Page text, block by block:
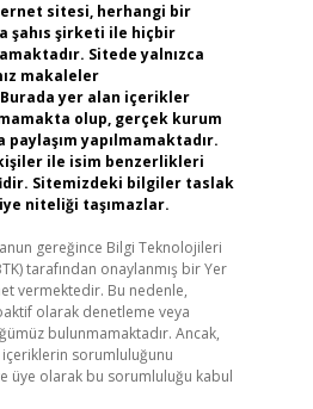
sitesi, herhangi bir
şahıs şirketi ile hiçbir
Sitede yalnızca
makaleler
yer alan içerikler
olup, gerçek kurum
yapılmamaktadır.
ile isim benzerlikleri
Sitemizdeki bilgiler taslak
niteliği taşımazlar.
gereğince Bilgi Teknolojileri
tarafından onaylanmış bir Yer
vermektedir. Bu nedenle,
olarak denetleme veya
bulunmamaktadır. Ancak,
içeriklerin sorumluluğunu
üye olarak bu sorumluluğu kabul